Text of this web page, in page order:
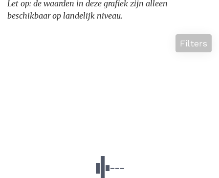
Let op: de waarden in deze grafiek zijn alleen
beschikbaar op landelijk niveau.
Filters